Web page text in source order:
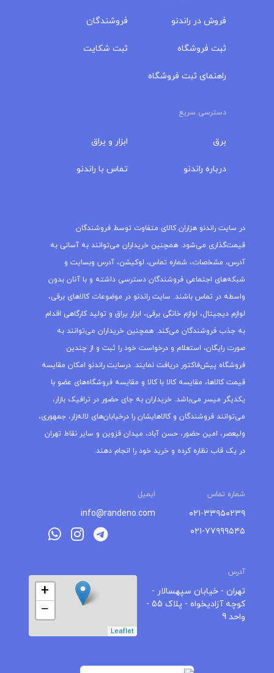
فروش در راندنو
ثبت فروشگاه
راهنمای ثبت فروشگاه
فروشندگان
ثبت شکایت
دسترسی سریع
برق
درباره‌ راندنو
ابزار و یراق
تماس با راندنو
در سایت راندنو هزاران کالای متفاوت توسط فروشندگان
قیمت‌گذاری می‌شود. همچنین خریداران می‌توانند به آسانی به
آدرس، مشخصات، شماره تماس، لوکیشن، آدرس وبسایت و
شبکه‌های اجتماعی فروشندگان دسترسی داشته و با آنان بدون
واسطه در تماس باشند. سایت راندنو در موضوعات کالاهای برقی،
لوازم دیجیتال، لوازم خانگی برقی، ابزار یراق و تولید کارگاهی اقدام
به جذب فروشندگان می‌کند. همچنین خریداران می‌توانند به
صورت رایگان، استعلام و درخواست خود را ثبت و از چندین
فروشگاه پیش‌فاکتور دریافت نمایند. درسایت راندنو امکان مقایسه
قیمت کالاها، مقایسه کالا با کالا و مقایسه فروشگاه‌های عضو با
یکدیگر میسر می‌باشد. خریداران به جای حضور در ترافیک بازار،
می‌توانند فروشندگان و کالاهایشان را درخیابان‌های لاله‌زار، جمهوری،
ولیعصر، امین حضور، حسن آباد، میدان قزوین و سایر نقاط تهران
در یک قاب نظاره کرده و خرید خود را انجام دهند.
شماره تماس ایمیل
۰۲۱-۳۳۹۵۰۲۳۹
۰۲۱-۷۷۹۹۹۵۴۵
info@randeno.com
آدرس
تهران - خیابان سپهسالار -
کوچه آزادیخواه - پلاک 55 -
واحد 9
+
−
Leaflet